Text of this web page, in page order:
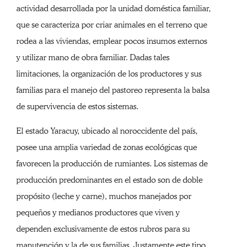
actividad desarrollada por la unidad doméstica familiar,
que se caracteriza por criar animales en el terreno que
rodea a las viviendas, emplear pocos insumos externos
y utilizar mano de obra familiar. Dadas tales
limitaciones, la organización de los productores y sus
familias para el manejo del pastoreo representa la balsa
de supervivencia de estos sistemas.
El estado Yaracuy, ubicado al noroccidente del país,
posee una amplia variedad de zonas ecológicas que
favorecen la producción de rumiantes. Los sistemas de
producción predominantes en el estado son de doble
propósito (leche y carne), muchos manejados por
pequeños y medianos productores que viven y
dependen exclusivamente de estos rubros para su